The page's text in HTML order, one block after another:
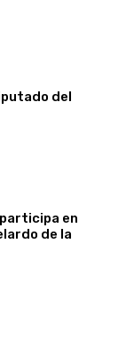
del
en
de la